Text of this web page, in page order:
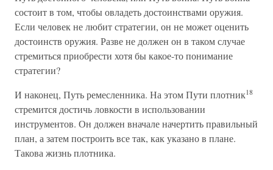
состоит в том, чтобы овладеть достоинствами оружия.
Если человек не любит стратегии, он не может оценить
достоинств оружия. Разве не должен он в таком случае
стремиться приобрести хотя бы какое-то понимание
стратегии?
И наконец, Путь ремесленника. На этом Пути плотник18
стремится достичь ловкости в использовании
инструментов. Он должен вначале начертить правильный
план, а затем построить все так, как указано в плане.
Такова жизнь плотника.